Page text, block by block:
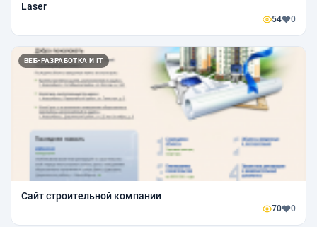
Laser
54 0
ВЕБ-РАЗРАБОТКА И IT
Сайт строительной компании
70 0